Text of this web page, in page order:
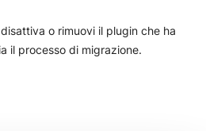
o rimuovi il plugin che ha
il processo di migrazione.